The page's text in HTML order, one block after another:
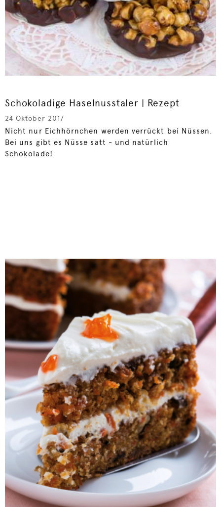
Schokoladige Haselnusstaler | Rezept
24 Oktober 2017
Nicht nur Eichhörnchen werden verrückt bei Nüssen.
Bei uns gibt es Nüsse satt - und natürlich
Schokolade!